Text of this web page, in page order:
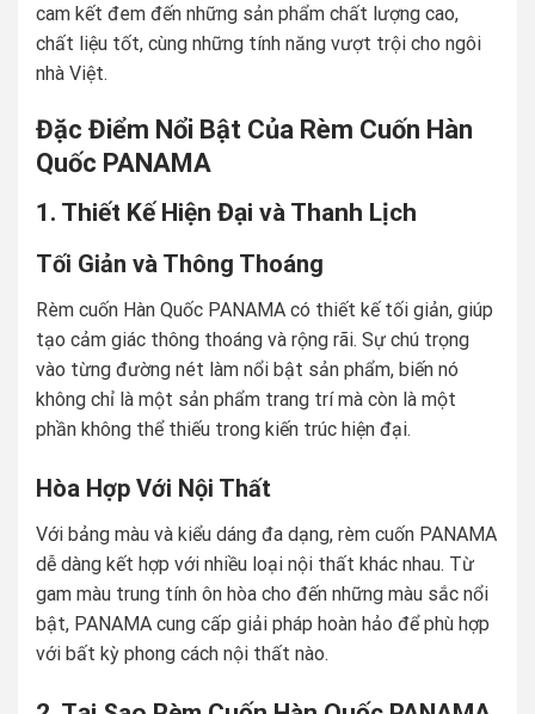
cam kết đem đến những sản phẩm chất lượng cao,
chất liệu tốt, cùng những tính năng vượt trội cho ngôi
nhà Việt.
Đặc Điểm Nổi Bật Của Rèm Cuốn Hàn
Quốc PANAMA
1. Thiết Kế Hiện Đại và Thanh Lịch
Tối Giản và Thông Thoáng
Rèm cuốn Hàn Quốc PANAMA có thiết kế tối giản, giúp
tạo cảm giác thông thoáng và rộng rãi. Sự chú trọng
vào từng đường nét làm nổi bật sản phẩm, biến nó
không chỉ là một sản phẩm trang trí mà còn là một
phần không thể thiếu trong kiến trúc hiện đại.
Hòa Hợp Với Nội Thất
Với bảng màu và kiểu dáng đa dạng, rèm cuốn PANAMA
dễ dàng kết hợp với nhiều loại nội thất khác nhau. Từ
gam màu trung tính ôn hòa cho đến những màu sắc nổi
bật, PANAMA cung cấp giải pháp hoàn hảo để phù hợp
với bất kỳ phong cách nội thất nào.